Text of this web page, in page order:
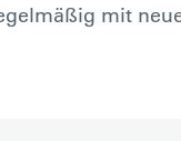
mit